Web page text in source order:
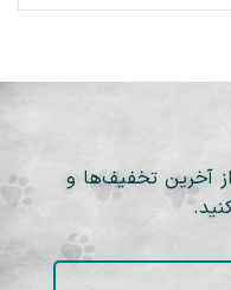
آخرین تخفیف‌ها و